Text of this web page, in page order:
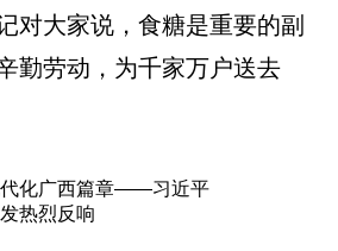
对大家说，食糖是重要的副
勤劳动，为千家万户送去